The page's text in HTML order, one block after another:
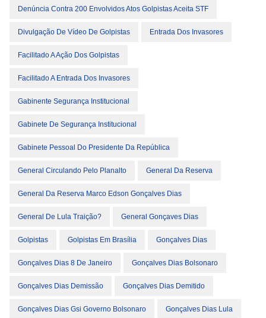
Denúncia Contra 200 Envolvidos Atos Golpistas Aceita STF
Divulgação De Vídeo De Golpistas Entrada Dos Invasores
Facilitado A Ação Dos Golpistas
Facilitado A Entrada Dos Invasores
Gabinente Segurança Institucional
Gabinete De Segurança Institucional
Gabinete Pessoal Do Presidente Da República
General Circulando Pelo Planalto General Da Reserva
General Da Reserva Marco Edson Gonçalves Dias
General De Lula Traição? General Gonçaves Dias
Golpistas Golpistas Em Brasília Gonçalves Dias
Gonçalves Dias 8 De Janeiro Gonçalves Dias Bolsonaro
Gonçalves Dias Demissão Gonçalves Dias Demitido
Gonçalves Dias Gsi Governo Bolsonaro Gonçalves Dias Lula